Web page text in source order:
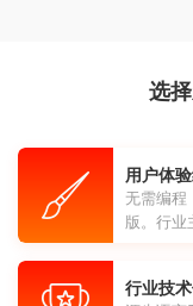
选
用户体
无需编程
版。行业
行业技